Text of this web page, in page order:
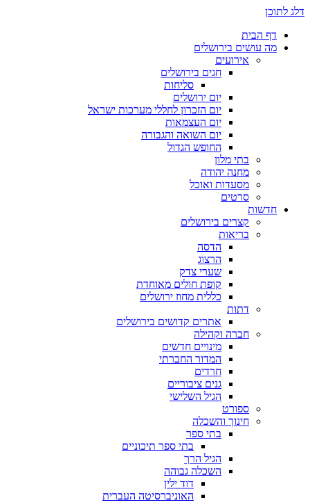
דלג לתוכן
דף הבית
מה עושים בירושלים
אירועים
חגים בירושלים
סליחות
יום ירושלים
יום הזכרון לחללי מערכות ישראל
יום העצמאות
יום השואה והגבורה
החופש הגדול
בתי מלון
מחנה יהודה
מסעדות ואוכל
סרטים
חדשות
קצרים בירושלים
בריאות
הדסה
הרצוג
שערי צדק
קופת חולים מאוחדת
כללית מחוז ירושלים
דתות
אתרים קדושים בירושלים
חברה וקהילה
מינויים חדשים
המדור החברתי
חרדים
גנים ציבוריים
הגיל השלישי
ספורט
חינוך והשכלה
בתי ספר
בתי ספר תיכוניים
הגיל הרך
השכלה גבוהה
דוד ילין
האוניברסיטה העברית